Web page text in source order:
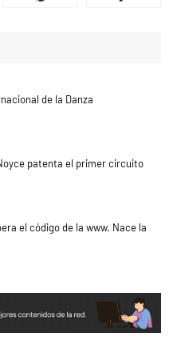
de la Danza
patenta el primer circuito
el código de la www. Nace la